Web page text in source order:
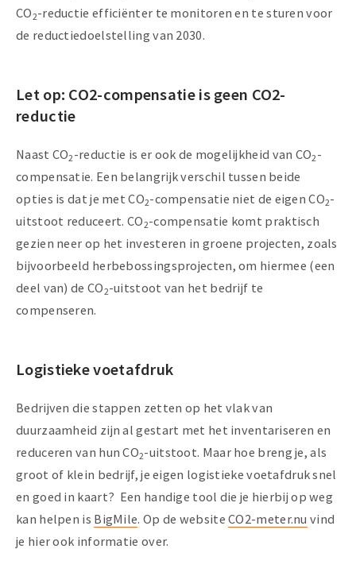
CO2-reductie efficiënter te monitoren en te sturen voor
de reductiedoelstelling van 2030.
Let op: CO2-compensatie is geen CO2-
reductie
Naast CO2-reductie is er ook de mogelijkheid van CO2-
compensatie. Een belangrijk verschil tussen beide
opties is dat je met CO2-compensatie niet de eigen CO2-
uitstoot reduceert. CO2-compensatie komt praktisch
gezien neer op het investeren in groene projecten, zoals
bijvoorbeeld herbebossingsprojecten, om hiermee (een
deel van) de CO2-uitstoot van het bedrijf te
compenseren.
Logistieke voetafdruk
Bedrijven die stappen zetten op het vlak van
duurzaamheid zijn al gestart met het inventariseren en
reduceren van hun CO2-uitstoot. Maar hoe breng je, als
groot of klein bedrijf, je eigen logistieke voetafdruk snel
en goed in kaart? Een handige tool die je hierbij op weg
kan helpen is BigMile. Op de websiteCO2-meter.nu vind
je hier ook informatie over.